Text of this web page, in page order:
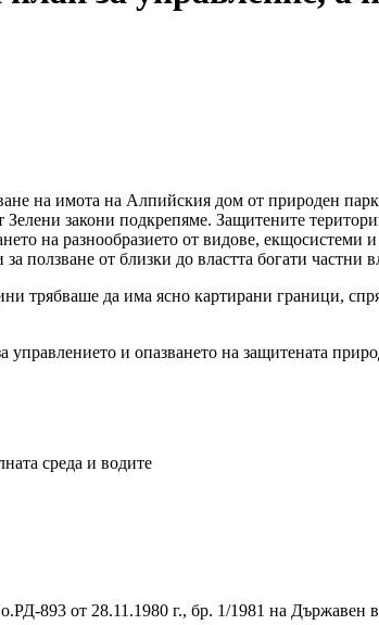
на имота на Алпийския дом от природен
закони подкрепяме. Защитените
на разнообразието от видове, екщосистеми
ползване от близки до властта богати частни
трябваше да има ясно картирани граници,
и опазването на защитената
и водите
893 от 28.11.1980 г., бр. 1/1981 на Държавен